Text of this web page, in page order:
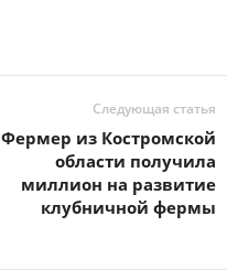
Следующая статья
Фермер из Костромской
области получила
миллион на развитие
клубничной фермы